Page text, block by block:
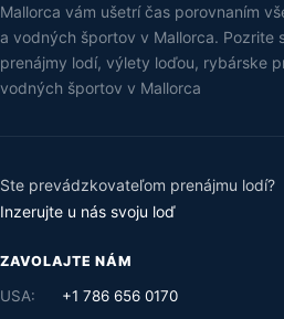
Mallorca vám ušetrí čas porovnaním
a vodných športov v Mallorca. Pozrite
prenájmy lodí, výlety loďou, rybárske
vodných športov v Mallorca
Ste prevádzkovateľom prenájmu lodí?
Inzerujte u nás svoju loď
ZAVOLAJTE NÁM
USA:
+1 786 656 0170